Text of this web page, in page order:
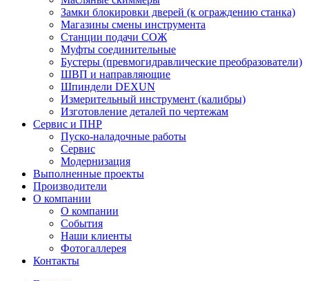
Замки блокировки дверей (к ограждению станка)
Магазины смены инструмента
Станции подачи СОЖ
Муфты соединительные
Бустеры (превмогидравлические преобразователи)
ШВП и направляющие
Шпиндели DEXUN
Измерительный инструмент (калибры)
Изготовление деталей по чертежам
Сервис и ПНР
Пуско-наладочные работы
Сервис
Модернизация
Выполненные проекты
Производители
О компании
О компании
События
Наши клиенты
Фотогаллерея
Контакты